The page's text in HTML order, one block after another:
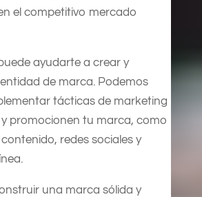
el competitivo mercado
ayudarte a crear y
de marca. Podemos
tácticas de marketing
promocionen tu marca, como
redes sociales y
una marca sólida y